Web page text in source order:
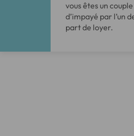
vous êtes un
d’impayé par l’un
part de loyer.